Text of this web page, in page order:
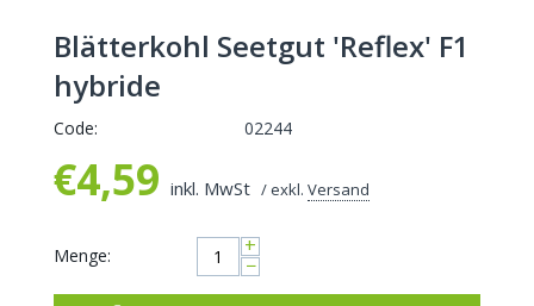
Blätterkohl Seetgut 'Reflex' F1
hybride
Code: 02244
€4,59 inkl. MwSt / exkl. Versand
Menge: +
−